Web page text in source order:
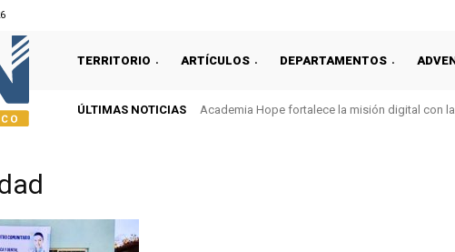
TERRITORIO ARTÍCULOS DEPARTAMENTOS
ÚLTIMAS NOTICIAS Academia Hope fortalece la misión digital con